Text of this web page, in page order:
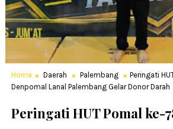
Home Daerah Palembang
Peringati
Denpomal Lanal Palembang Gelar Donor Darah
Peringati HUT Pomal ke-